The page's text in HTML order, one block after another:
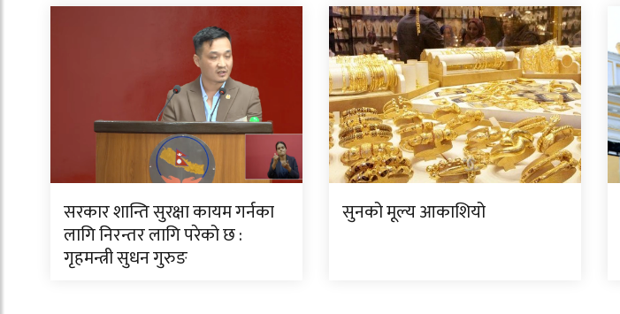
सरकार शान्ति सुरक्षा कायम गर्नका
लागि निरन्तर लागि परेको छ :
गृहमन्त्री सुधन गुरुङ
सुनको मूल्य आकाशियो